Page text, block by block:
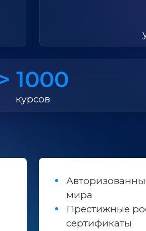
1000
курсов
мира
Престижные
сертификаты